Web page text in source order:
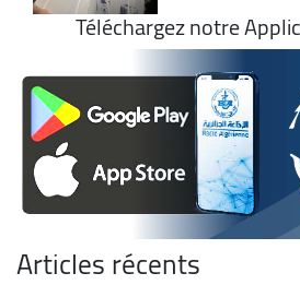
Téléchargez notre
Articles récents